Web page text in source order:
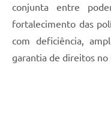
conjunta entre
fortalecimento das
com deficiência,
garantia de direitos no